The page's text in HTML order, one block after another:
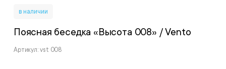
в наличии
Поясная беседка «Высота 008» / Vento
Артикул: vst 008